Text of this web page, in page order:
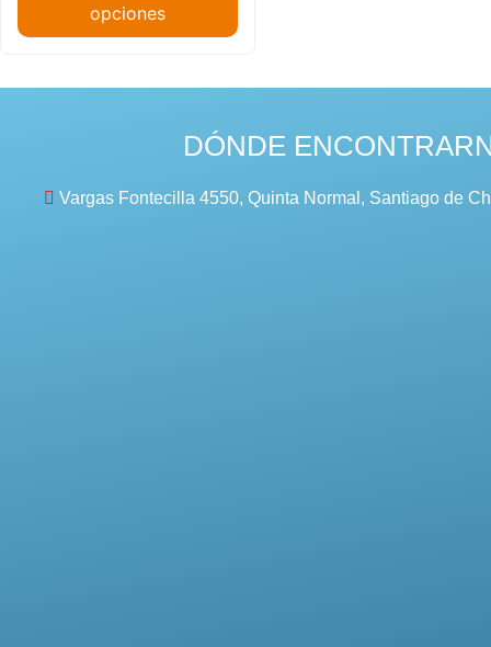
opciones
de
producto
DÓNDE
Vargas Fontecilla 4550, Quinta Normal, Santiago de